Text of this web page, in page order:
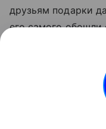
друзьям подарки
его самого
А к вашим детям